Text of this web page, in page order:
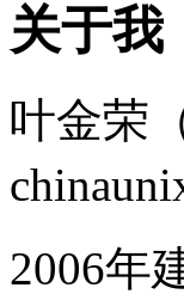
关于我
叶金荣
2006年